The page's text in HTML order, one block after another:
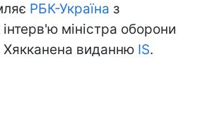
РБК-Україна з
міністра оборони
Хякканена виданню IS.